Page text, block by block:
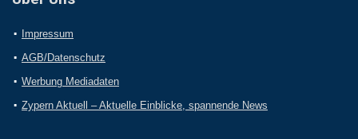
Impressum
AGB/Datenschutz
Werbung Mediadaten
Zypern Aktuell – Aktuelle Einblicke, spannende News